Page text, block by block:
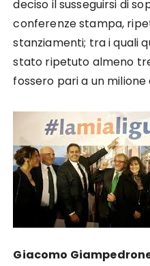
deciso il susseguirsi di
conferenze stampa,
stanziamenti; tra i quali
stato ripetuto almeno
fossero pari a un milione
Giacomo